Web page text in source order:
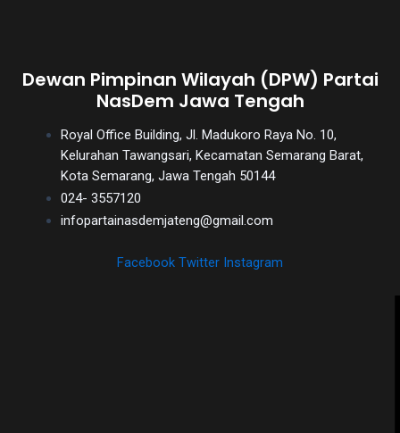
Dewan Pimpinan Wilayah (DPW) Partai
NasDem Jawa Tengah
Royal Office Building, Jl. Madukoro Raya No. 10,
Kelurahan Tawangsari, Kecamatan Semarang Barat,
Kota Semarang, Jawa Tengah 50144
024- 3557120
infopartainasdemjateng@gmail.com
Facebook Twitter Instagram